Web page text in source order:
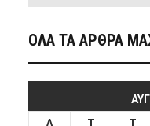
ΟΛΑ ΤΑ ΑΡΘΡΑ
Δ
Τ Τ